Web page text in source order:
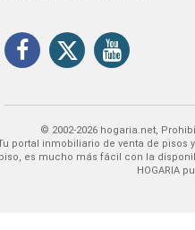
© 2002-2026 hogaria.net,
Encontrar tu casa o
es mucho más fácil con la
HOGARIA